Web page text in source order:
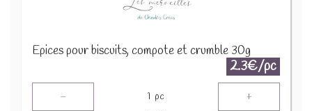
Epices pour biscuits, compote et crumble 30g
2.3€/pc
- 1 pc +